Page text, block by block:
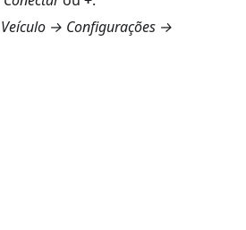
→ Configurações →